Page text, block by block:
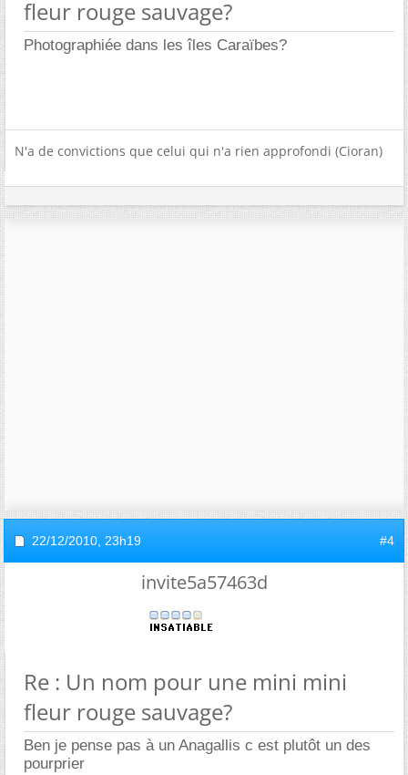
fleur rouge sauvage?
Photographiée dans les îles Caraïbes?
N'a de convictions que celui qui n'a rien approfondi (Cioran)
22/12/2010, 23h19 #4
invite5a57463d
Re : Un nom pour une mini mini
fleur rouge sauvage?
Ben je pense pas à un Anagallis c est plutôt un des
pourprier